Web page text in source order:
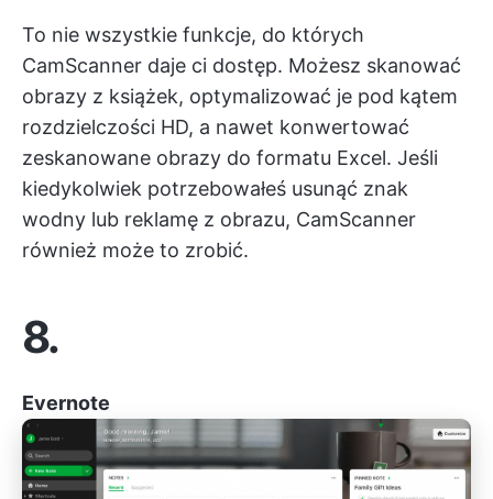
To nie wszystkie funkcje, do których
CamScanner daje ci dostęp. Możesz skanować
obrazy z książek, optymalizować je pod kątem
rozdzielczości HD, a nawet konwertować
zeskanowane obrazy do formatu Excel. Jeśli
kiedykolwiek potrzebowałeś usunąć znak
wodny lub reklamę z obrazu, CamScanner
również może to zrobić.
8.
Evernote